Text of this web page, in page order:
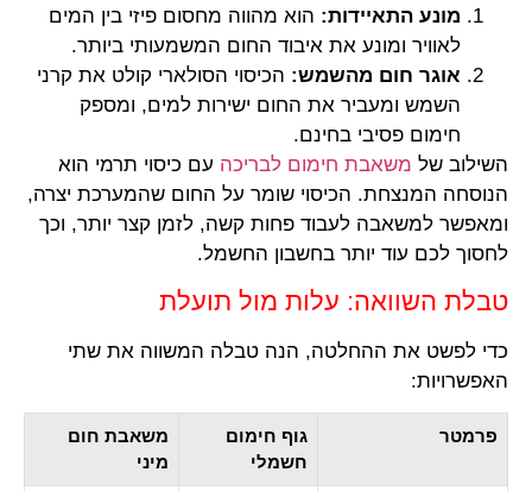
מונע התאיידות: הוא מהווה מחסום פיזי בין המים
לאוויר ומונע את איבוד החום המשמעותי ביותר.
אוגר חום מהשמש: הכיסוי הסולארי קולט את קרני
השמש ומעביר את החום ישירות למים, ומספק
חימום פסיבי בחינם.
השילוב של משאבת חימום לבריכה עם כיסוי תרמי הוא
הנוסחה המנצחת. הכיסוי שומר על החום שהמערכת יצרה,
ומאפשר למשאבה לעבוד פחות קשה, לזמן קצר יותר, וכך
לחסוך לכם עוד יותר בחשבון החשמל.
טבלת השוואה: עלות מול תועלת
כדי לפשט את ההחלטה, הנה טבלה המשווה את שתי
האפשרויות:
פרמטר
גוף חימום
חשמלי
משאבת חום
מיני